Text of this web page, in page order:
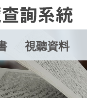
視聽資料